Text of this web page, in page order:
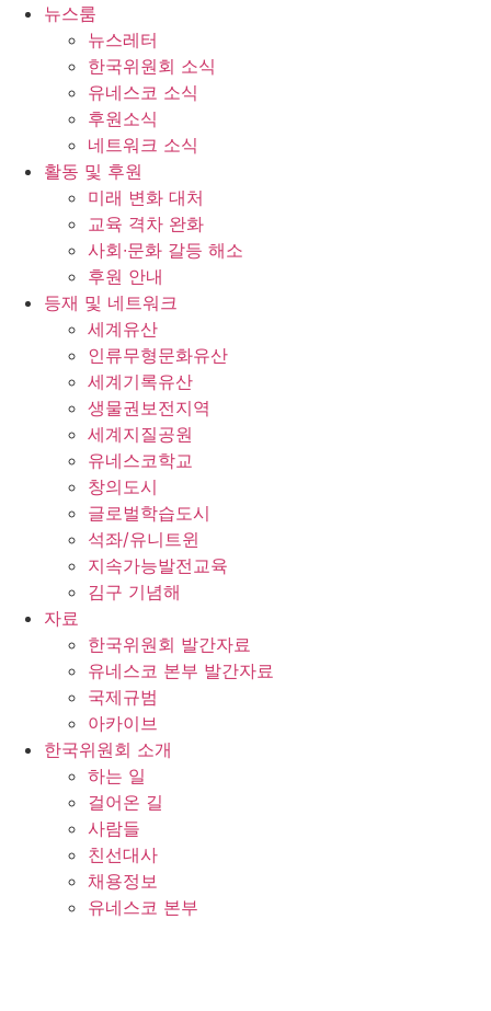
뉴스룸
뉴스레터
한국위원회 소식
유네스코 소식
후원소식
네트워크 소식
활동 및 후원
미래 변화 대처
교육 격차 완화
사회∙문화 갈등 해소
후원 안내
등재 및 네트워크
세계유산
인류무형문화유산
세계기록유산
생물권보전지역
세계지질공원
유네스코학교
창의도시
글로벌학습도시
석좌/유니트윈
지속가능발전교육
김구 기념해
자료
한국위원회 발간자료
유네스코 본부 발간자료
국제규범
아카이브
한국위원회 소개
하는 일
걸어온 길
사람들
친선대사
채용정보
유네스코 본부